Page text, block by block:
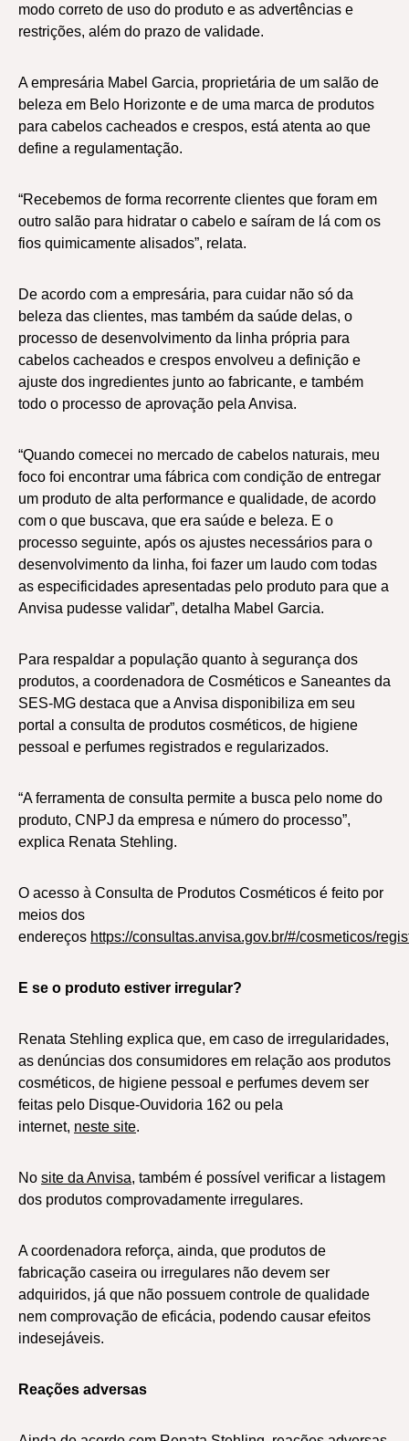
modo correto de uso do produto e as advertências e
restrições, além do prazo de validade.
A empresária Mabel Garcia, proprietária de um salão de
beleza em Belo Horizonte e de uma marca de produtos
para cabelos cacheados e crespos, está atenta ao que
define a regulamentação.
“Recebemos de forma recorrente clientes que foram em
outro salão para hidratar o cabelo e saíram de lá com os
fios quimicamente alisados”, relata.
De acordo com a empresária, para cuidar não só da
beleza das clientes, mas também da saúde delas, o
processo de desenvolvimento da linha própria para
cabelos cacheados e crespos envolveu a definição e
ajuste dos ingredientes junto ao fabricante, e também
todo o processo de aprovação pela Anvisa.
“Quando comecei no mercado de cabelos naturais, meu
foco foi encontrar uma fábrica com condição de entregar
um produto de alta performance e qualidade, de acordo
com o que buscava, que era saúde e beleza. E o
processo seguinte, após os ajustes necessários para o
desenvolvimento da linha, foi fazer um laudo com todas
as especificidades apresentadas pelo produto para que a
Anvisa pudesse validar”, detalha Mabel Garcia.
Para respaldar a população quanto à segurança dos
produtos, a coordenadora de Cosméticos e Saneantes da
SES-MG destaca que a Anvisa disponibiliza em seu
portal a consulta de produtos cosméticos, de higiene
pessoal e perfumes registrados e regularizados.
“A ferramenta de consulta permite a busca pelo nome do
produto, CNPJ da empresa e número do processo”,
explica Renata Stehling.
O acesso à Consulta de Produtos Cosméticos é feito por
meios dos
endereços https://consultas.anvisa.gov.br/#/cosmeticos/
E se o produto estiver irregular?
Renata Stehling explica que, em caso de irregularidades,
as denúncias dos consumidores em relação aos produtos
cosméticos, de higiene pessoal e perfumes devem ser
feitas pelo Disque-Ouvidoria 162 ou pela
internet, neste site.
No site da Anvisa, também é possível verificar a listagem
dos produtos comprovadamente irregulares.
A coordenadora reforça, ainda, que produtos de
fabricação caseira ou irregulares não devem ser
adquiridos, já que não possuem controle de qualidade
nem comprovação de eficácia, podendo causar efeitos
indesejáveis.
Reações adversas